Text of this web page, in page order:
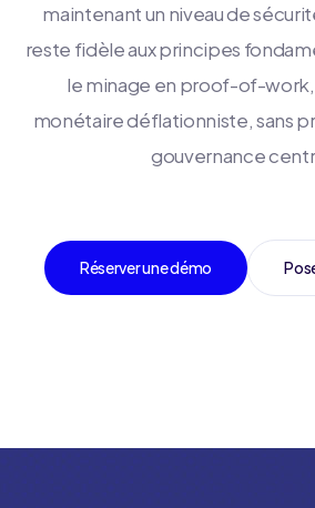
maintenant un niveau de
reste fidèle aux principes
le minage en proof-of-
monétaire déflationniste, sans
gouvernance
Réserver une démo